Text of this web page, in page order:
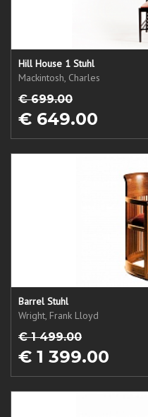
Hill House 1 Stuhl
Mackintosh, Charles
€ 699.00
€ 649.00
Barrel Stuhl
Wright, Frank Lloyd
€ 1 499.00
€ 1 399.00